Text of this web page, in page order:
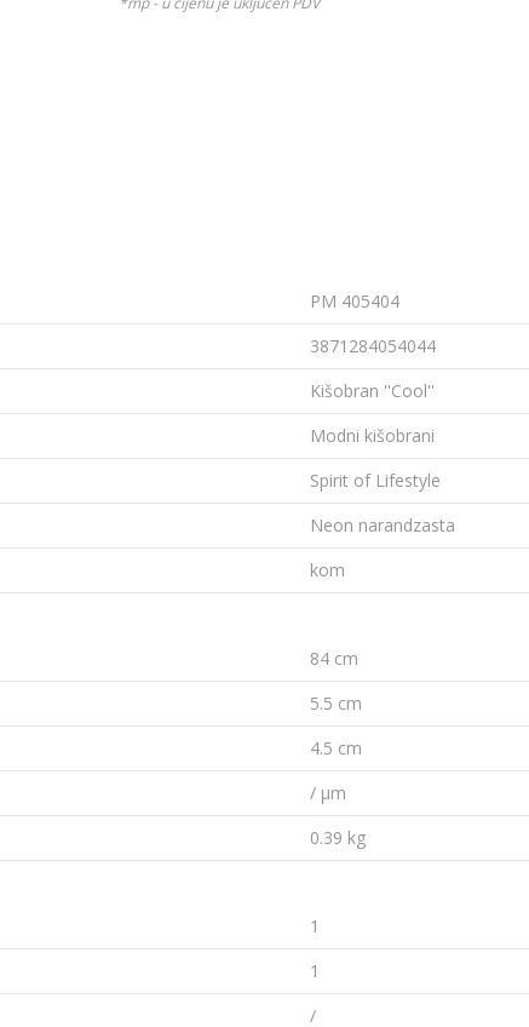
PM 405404
3871284054044
Kišobran ''Cool''
Modni kišobrani
Spirit of Lifestyle
Neon narandzasta
kom
84 cm
5.5 cm
4.5 cm
/ µm
0.39 kg
1
1
/